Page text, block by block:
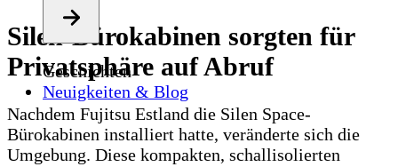
Geschichten
Neuigkeiten & Blog
Silen-Bürokabinen sorgten für
Privatsphäre auf Abruf
Nachdem Fujitsu Estland die Silen Space-
Bürokabinen installiert hatte, veränderte sich die
Umgebung. Diese kompakten, schallisolierten